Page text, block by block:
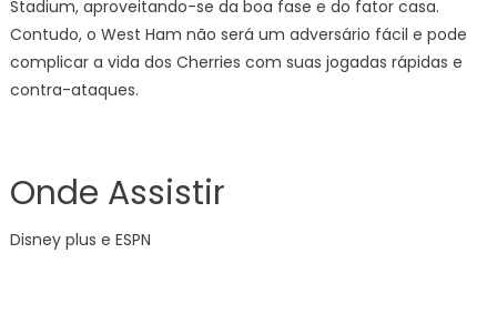
Stadium, aproveitando-se da boa fase e do fator casa.
Contudo, o West Ham não será um adversário fácil e pode
complicar a vida dos Cherries com suas jogadas rápidas e
contra-ataques.
Onde Assistir
Disney plus e ESPN